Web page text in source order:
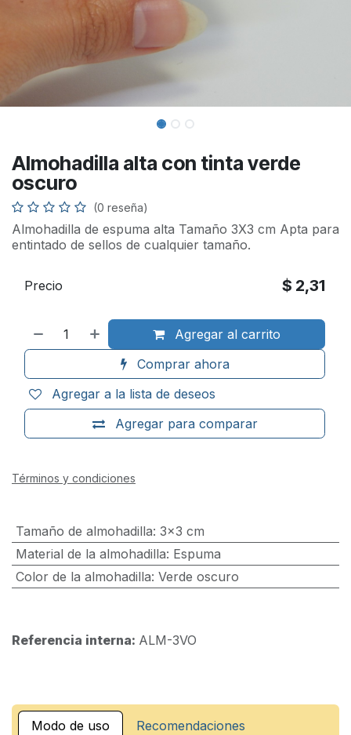
Almohadilla alta con tinta verde
oscuro
(0 reseña)
Almohadilla de espuma alta Tamaño 3X3 cm Apta para
entintado de sellos de cualquier tamaño.
Agregar al carrito
Comprar ahora
Agregar para comparar
Agregar a la lista de deseos
Precio $ 2,31
Términos y condiciones
Tamaño de almohadilla: 3x3 cm
Material de la almohadilla: Espuma
Color de la almohadilla: Verde oscuro
Referencia interna: ALM-3VO
Modo de uso
Recomendaciones